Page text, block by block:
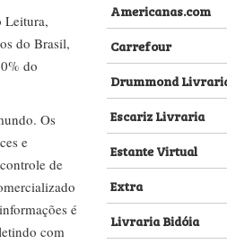
Leitura,
do Brasil,
do
Os
e
de
é
com
Americanas.com
Carrefour
Drummond
Escariz Livraria
Estante Virtual
Extra
Livraria Bidóia